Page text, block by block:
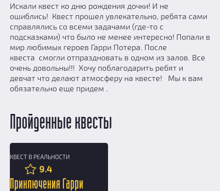
Искали квест ко дню рождения дочки! И не
ошиблись! Квест прошел увлекательно, ребята сами
справлялись со всеми задачами (где-то с
подсказками) что было не менее интересно! Попали в
мир любимых героев Гарри Потера. После
квеста смогли отпраздновать в одном из залов. Все
очень довольны!!! Хочу поблагодарить ребят и
девчат что делают атмосферу на квесте! Мы к вам
обязательно еще придем .
Пройденные квесты
КВЕСТ В РЕАЛЬНОСТИ
9.4
Приключения Гарри